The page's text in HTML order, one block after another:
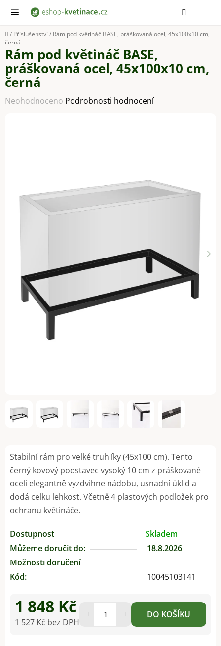
obsah
Domů
/ Příslušenství/ Rám pod květináč BASE, práškovaná ocel, 45x100x10 cm,
černá
Stabilní rám pro velké truhlíky (45x100 cm). Tento
černý kovový podstavec vysoký 10 cm z práškované
oceli elegantně vyzdvihne nádobu, usnadní úklid a
dodá celku lehkost. Včetně 4 plastových podložek pro
ochranu květináče.
Dostupnost
Skladem
Můžeme doručit do:
18.8.2026
Možnosti doručení
Kód:
10045103141
1 848 Kč
1 527 Kč bez DPH
DO KOŠÍKU
Rám pod květináč BASE,
práškovaná ocel, 45x100x10 cm,
černá
Průměrné
hvězdiček.
Neohodnoceno Podrobnosti hodnocení